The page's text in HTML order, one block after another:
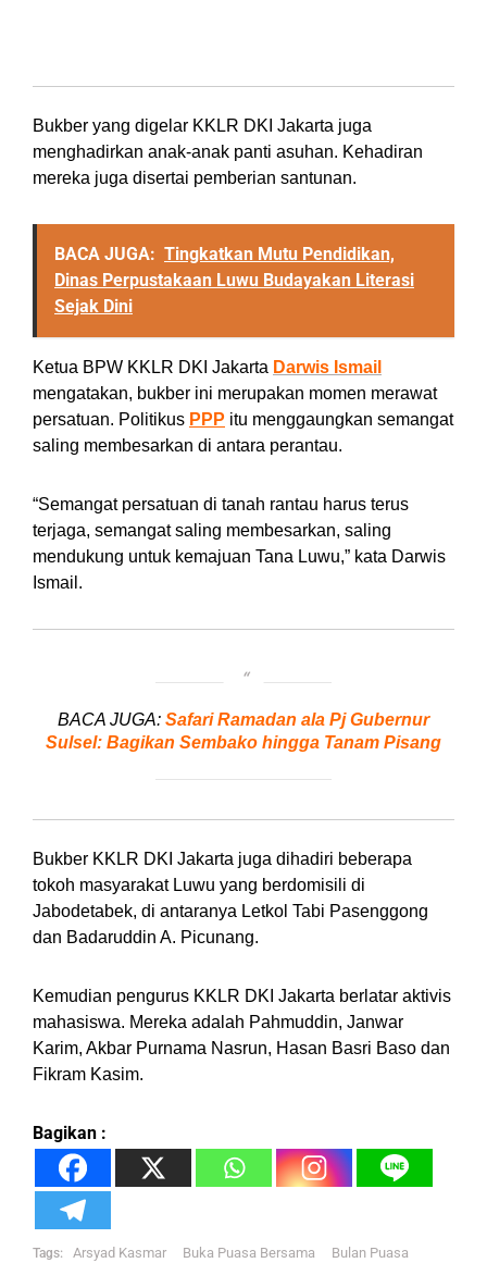
Bukber yang digelar KKLR DKI Jakarta juga
menghadirkan anak-anak panti asuhan. Kehadiran
mereka juga disertai pemberian santunan.
BACA JUGA: Tingkatkan Mutu Pendidikan,
Dinas Perpustakaan Luwu Budayakan Literasi
Sejak Dini
Ketua BPW KKLR DKI Jakarta Darwis Ismail
mengatakan, bukber ini merupakan momen merawat
persatuan. Politikus PPP itu menggaungkan semangat
saling membesarkan di antara perantau.
“Semangat persatuan di tanah rantau harus terus
terjaga, semangat saling membesarkan, saling
mendukung untuk kemajuan Tana Luwu,” kata Darwis
Ismail.
BACA JUGA: Safari Ramadan ala Pj Gubernur
Sulsel: Bagikan Sembako hingga Tanam Pisang
Bukber KKLR DKI Jakarta juga dihadiri beberapa
tokoh masyarakat Luwu yang berdomisili di
Jabodetabek, di antaranya Letkol Tabi Pasenggong
dan Badaruddin A. Picunang.
Kemudian pengurus KKLR DKI Jakarta berlatar aktivis
mahasiswa. Mereka adalah Pahmuddin, Janwar
Karim, Akbar Purnama Nasrun, Hasan Basri Baso dan
Fikram Kasim.
Bagikan :
Tags: Arsyad Kasmar Buka Puasa Bersama
Bulan Puasa